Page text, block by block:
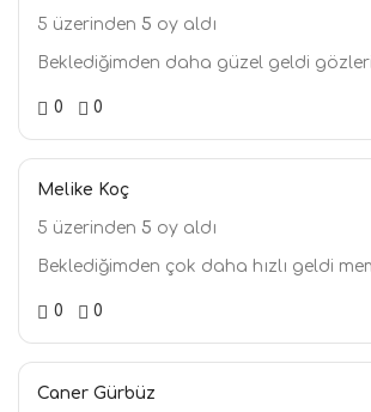
5 üzerinden 5 oy aldı
Beklediğimden daha güzel geldi
0 0
Melike Koç
5 üzerinden 5 oy aldı
Beklediğimden çok daha hızlı geldi
0 0
Caner Gürbüz